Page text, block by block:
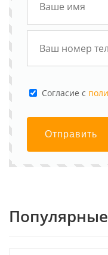
Cогласие с
Отправить